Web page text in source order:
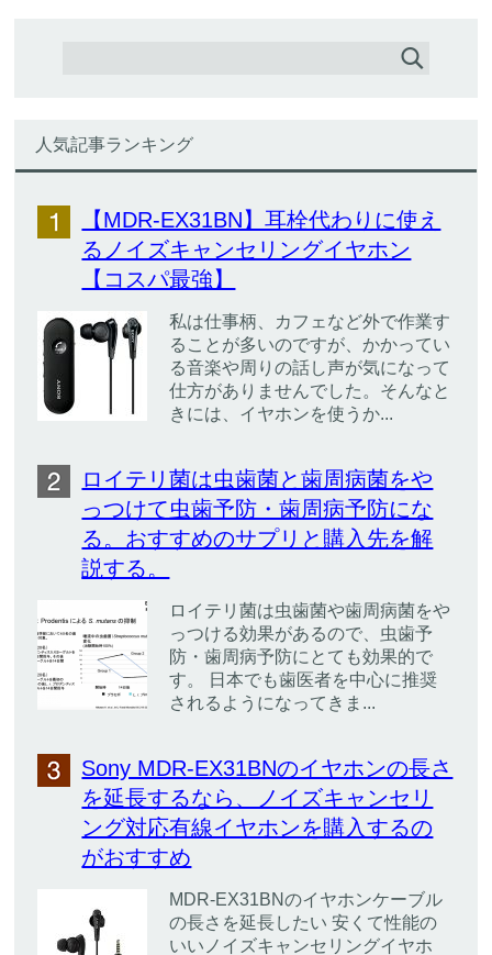
人気記事ランキング
【MDR-EX31BN】耳栓代わりに使え
るノイズキャンセリングイヤホン
【コスパ最強】
私は仕事柄、カフェなど外で作業す
ることが多いのですが、かかってい
る音楽や周りの話し声が気になって
仕方がありませんでした。そんなと
きには、イヤホンを使うか...
ロイテリ菌は虫歯菌と歯周病菌をや
っつけて虫歯予防・歯周病予防にな
る。おすすめのサプリと購入先を解
説する。
ロイテリ菌は虫歯菌や歯周病菌をや
っつける効果があるので、虫歯予
防・歯周病予防にとても効果的で
す。 日本でも歯医者を中心に推奨
されるようになってきま...
Sony MDR-EX31BNのイヤホンの長さ
を延長するなら、ノイズキャンセリ
ング対応有線イヤホンを購入するの
がおすすめ
MDR-EX31BNのイヤホンケーブル
の長さを延長したい 安くて性能の
いいノイズキャンセリングイヤホ